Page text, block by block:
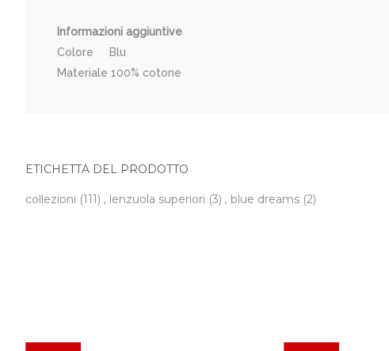
Informazioni aggiuntive
Colore Blu
Materiale 100% cotone
ETICHETTA DEL PRODOTTO
collezioni (111) , lenzuola superiori (3) , blue dreams (2)